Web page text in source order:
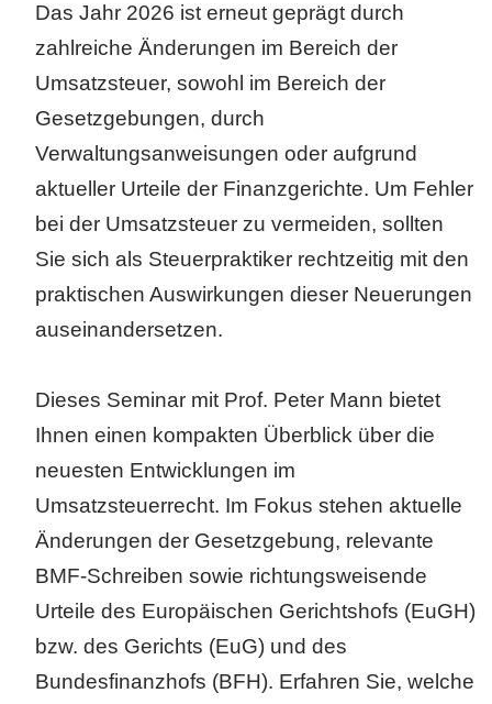
Das Jahr 2026 ist erneut geprägt durch
zahlreiche Änderungen im Bereich der
Umsatzsteuer, sowohl im Bereich der
Gesetzgebungen, durch
Verwaltungsanweisungen oder aufgrund
aktueller Urteile der Finanzgerichte. Um Fehler
bei der Umsatzsteuer zu vermeiden, sollten
Sie sich als Steuerpraktiker rechtzeitig mit den
praktischen Auswirkungen dieser Neuerungen
auseinandersetzen.
Dieses Seminar mit Prof. Peter Mann bietet
Ihnen einen kompakten Überblick über die
neuesten Entwicklungen im
Umsatzsteuerrecht. Im Fokus stehen aktuelle
Änderungen der Gesetzgebung, relevante
BMF-Schreiben sowie richtungsweisende
Urteile des Europäischen Gerichtshofs (EuGH)
bzw. des Gerichts (EuG) und des
Bundesfinanzhofs (BFH). Erfahren Sie, welche